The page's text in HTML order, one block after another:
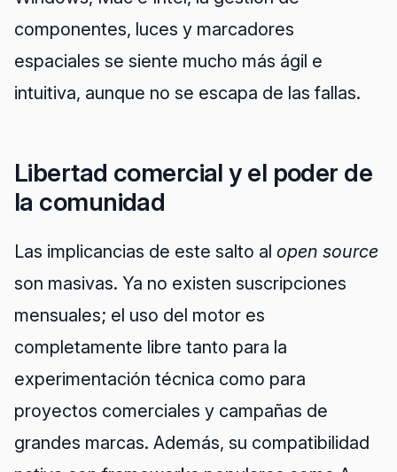
componentes, luces y marcadores
espaciales se siente mucho más ágil e
intuitiva, aunque no se escapa de las fallas.
Libertad comercial y el poder de
la comunidad
Las implicancias de este salto al open source
son masivas. Ya no existen suscripciones
mensuales; el uso del motor es
completamente libre tanto para la
experimentación técnica como para
proyectos comerciales y campañas de
grandes marcas. Además, su compatibilidad